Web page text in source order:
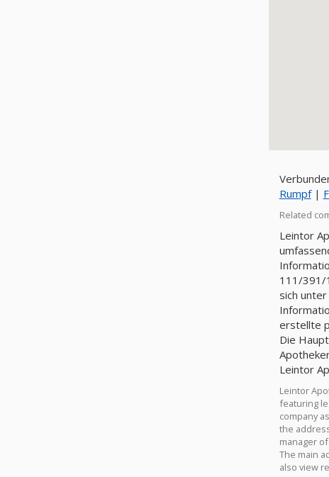
Rumpf|
Related
Leintor
111/391/
sich
erstellte
Die
Leintor
Leintor
featuring
company
the
manager
The main
also view